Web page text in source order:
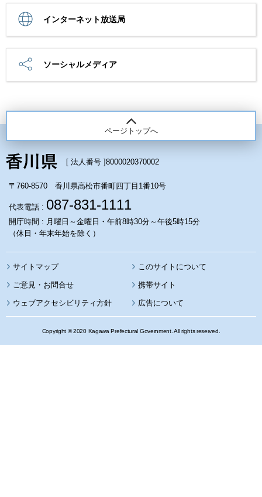
インターネット放送局
ソーシャルメディア
ページトップへ
[ 法人番号 ]8000020370002
〒760-8570 香川県高松市番町四丁目1番10号
代表電話 : 087-831-1111
開庁時間 : 月曜日～金曜日・午前8時30分～午後5時15分
（休日・年末年始を除く）
サイトマップ このサイトについて
携帯サイト
ウェブアクセシビリティ方針 広告について
Copyright © 2020 Kagawa Prefectural Government. All rights reserved.